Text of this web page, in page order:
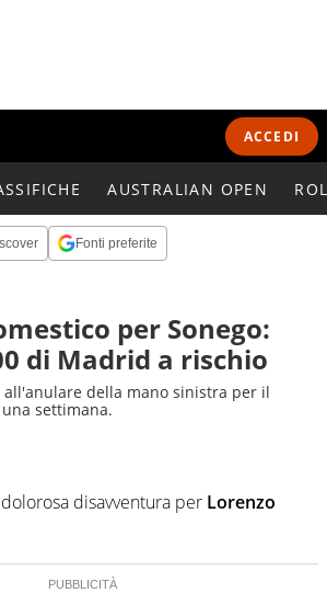
ACCEDI
AUSTRALIAN OPEN
Fonti preferite
per Sonego:
di Madrid a rischio
all'anulare della mano sinistra per il
settimana.
disavventura per Lorenzo